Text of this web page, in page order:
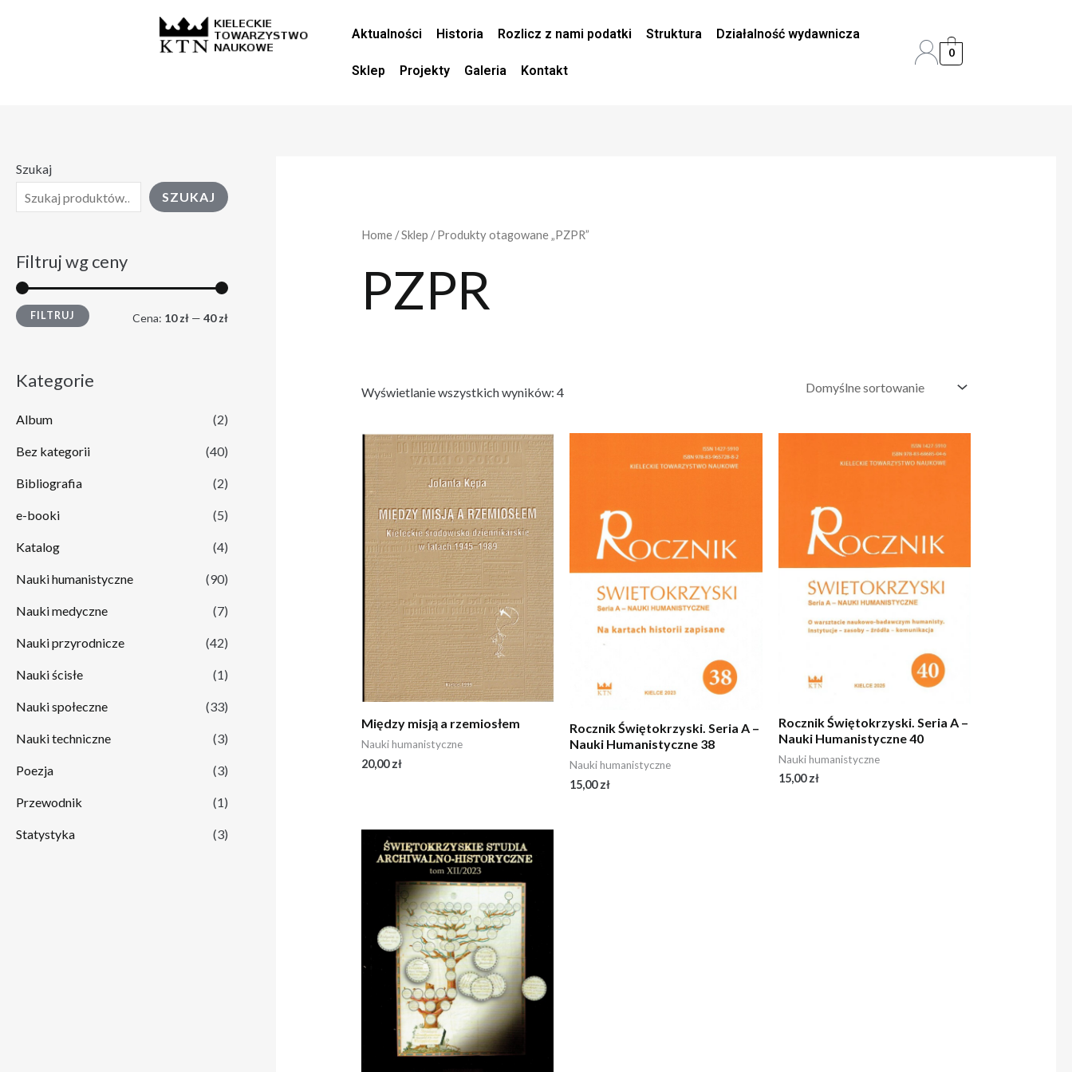
Aktualności Historia Rozlicz z nami podatki Struktura Działalność wydawnicza
Sklep Projekty Galeria Kontakt
0
Szukaj
SZUKAJ
Filtruj wg ceny
e
.
e
s
FILTRUJ Cena: 10 zł — 40 zł
Kategorie
Album (2)
Bez kategorii (40)
Bibliografia (2)
e-booki (5)
Katalog (4)
Nauki humanistyczne (90)
Nauki medyczne (7)
Nauki przyrodnicze (42)
Nauki ścisłe (1)
Nauki społeczne (33)
Nauki techniczne (3)
Poezja (3)
Przewodnik (1)
Statystyka (3)
Home/Sklep / Produkty otagowane „PZPR”
PZPR
Wyświetlanie wszystkich wyników: 4
Między misją a rzemiosłem
Nauki humanistyczne
20,00zł
Rocznik Świętokrzyski. Seria A –
Nauki Humanistyczne 38
Nauki humanistyczne
15,00zł
Rocznik Świętokrzyski. Seria A –
Nauki Humanistyczne 40
Nauki humanistyczne
15,00zł